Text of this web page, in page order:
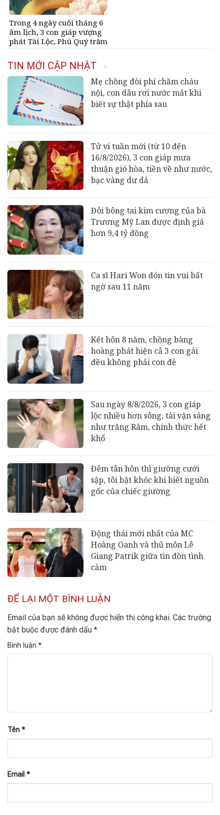
Trong 4 ngày cuối tháng 6
âm lịch, 3 con giáp vượng
phát Tài Lộc, Phú Quý trăm
Hoàng, ôm trọn cơ ngơi đồ
sộ
TIN MỚI CẬP NHẬT
Mẹ chồng đòi phí chăm cháu
nội, con dâu rơi nước mắt khi
biết sự thật phía sau
Tử vi tuần mới (từ 10 đến
16/8/2026), 3 con giáp mưa
thuận gió hòa, tiền về như nước,
bạc vàng dư dả
Đôi bông tai kim cương của bà
Trương Mỹ Lan được định giá
hơn 9,4 tỷ đồng
Ca sĩ Hari Won đón tin vui bất
ngờ sau 11 năm
Kết hôn 8 năm, chồng bàng
hoàng phát hiện cả 3 con gái
đều không phải con đẻ
Sau ngày 8/8/2026, 3 con giáp
lộc nhiều hơn sông, tài vận sáng
như trăng Rằm, chính thức hết
khổ
Đêm tân hôn thì giường cưới
sập, tôi bật khóc khi biết nguồn
gốc của chiếc giường
Động thái mới nhất của MC
Hoàng Oanh và thủ môn Lê
Giang Patrik giữa tin đồn tình
cảm
ĐỂ LẠI MỘT BÌNH LUẬN
Email của bạn sẽ không được hiển thị công khai. Các trường
bắt buộc được đánh dấu *
Bình luận *
Tên *
Email *